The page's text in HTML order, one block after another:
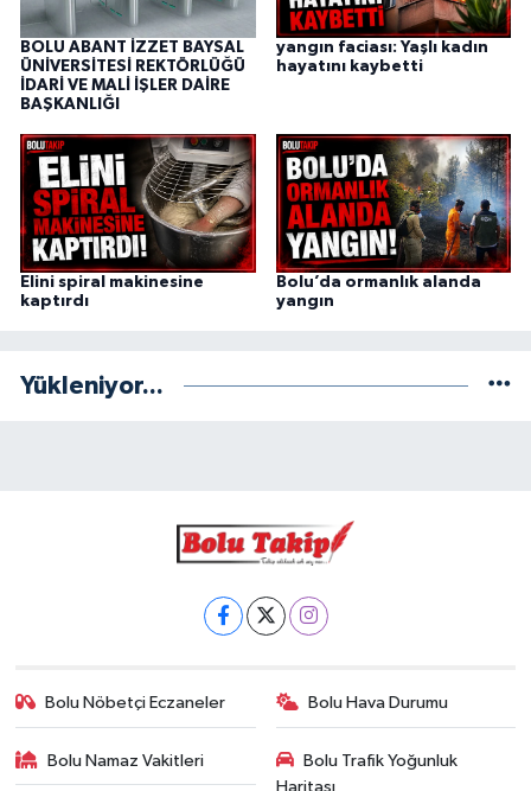
BOLU ABANT İZZET BAYSAL
ÜNİVERSİTESİ REKTÖRLÜĞÜ
İDARİ VE MALİ İŞLER DAİRE
BAŞKANLIĞI
yangın faciası: Yaşlı kadın
hayatını kaybetti
Elini spiral makinesine
kaptırdı
Bolu’da ormanlık alanda
yangın
Yükleniyor...
Bolu Nöbetçi Eczaneler Bolu Hava Durumu
Bolu Namaz Vakitleri
Bolu Trafik Yoğunluk
Haritası